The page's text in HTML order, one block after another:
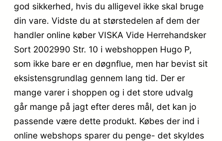
god sikkerhed, hvis du alligevel ikke skal bruge
din vare. Vidste du at størstedelen af dem der
handler online køber VISKA Vide Herrehandsker
Sort 2002990 Str. 10 i webshoppen Hugo P,
som ikke bare er en døgnflue, men har bevist sit
eksistensgrundlag gennem lang tid. Der er
mange varer i shoppen og i det store udvalg
går mange på jagt efter deres mål, det kan jo
passende være dette produkt. Købes der ind i
online webshops sparer du penge- det skyldes